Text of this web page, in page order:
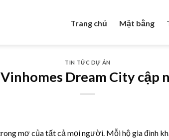
Trang chủ Mặt bằng
TIN TỨC DỰ ÁN
Dream City cập
mơ của tất cả mọi người. Mỗi hộ gia đình